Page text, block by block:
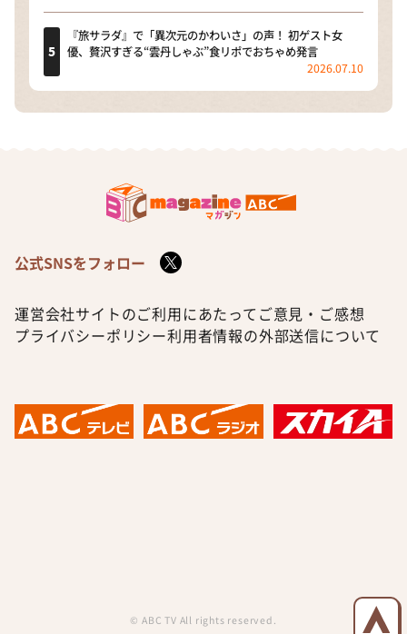
『旅サラダ』で「異次元のかわいさ」の声！ 初ゲスト女
優、贅沢すぎる“雲丹しゃぶ”食リポでおちゃめ発言
2026.07.10
公式SNSをフォロー
運営会社サイトのご利用にあたって ご意見・ご感想
プライバシーポリシー利用者情報の外部送信について
© ABC TV All rights reserved.